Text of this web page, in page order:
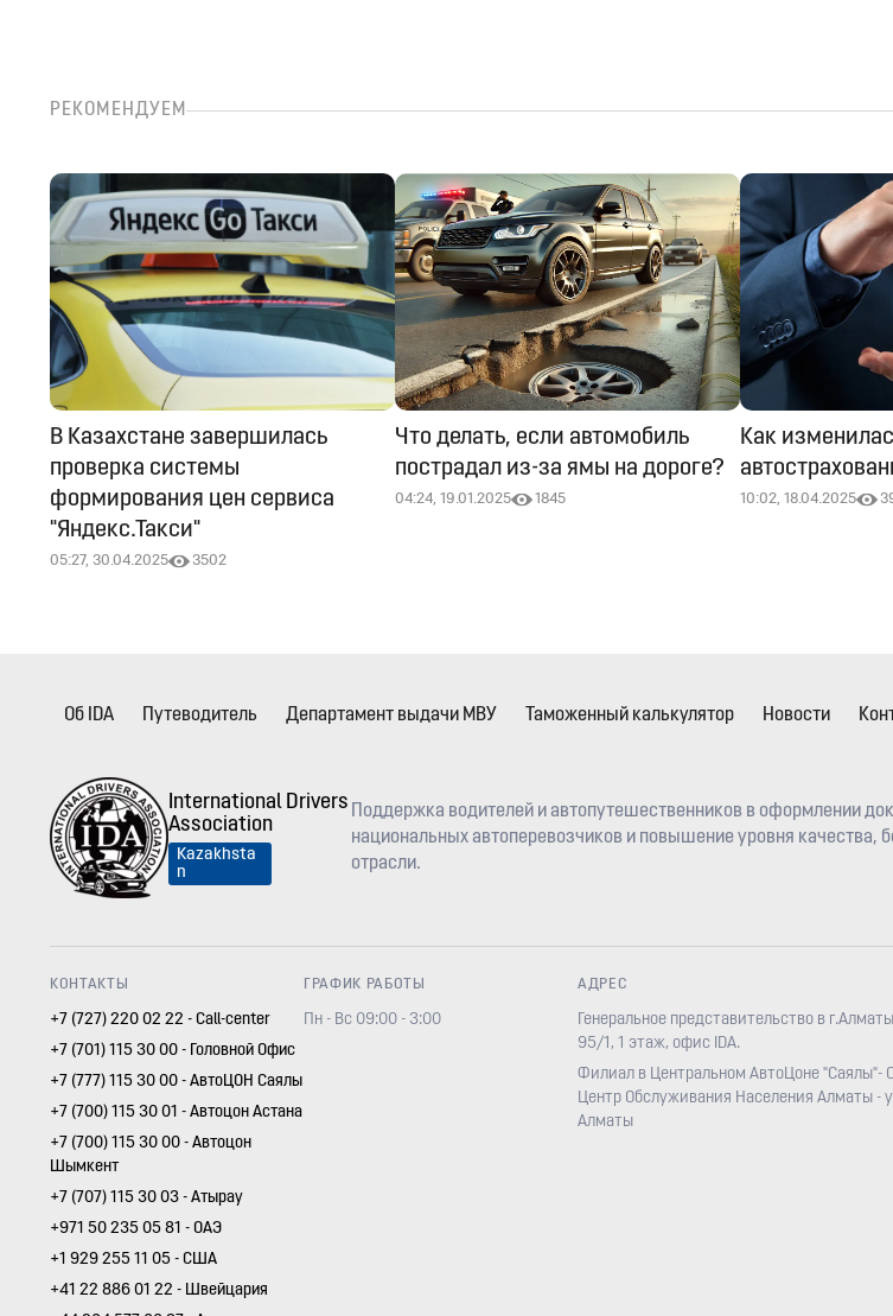
РЕКОМЕНДУЕМ
В Казахстане завершилась
проверка системы
формирования цен сервиса
"Яндекс.Такси"
05:27, 30.04.2025 3502
Что делать, если автомобиль
пострадал из-за ямы на дороге?
04:24, 19.01.2025 1845
Как
10:02, 18.04.2025
Об IDA Путеводитель Департамент выдачи МВУ Таможенный калькулятор Новости
International Drivers
Association
Kazakhsta
n
Поддержка водителей и автопутешественников в оформлении
национальных автоперевозчиков и повышение уровня качества,
отрасли.
КОНТАКТЫ
+7 (727) 220 02 22 - Call-center
+7 (701) 115 30 00 - Головной Офис
+7 (777) 115 30 00 - АвтоЦОН Саялы
+7 (700) 115 30 01 - Автоцон Астана
+7 (700) 115 30 00 - Автоцон
Шымкент
+7 (707) 115 30 03 - Атырау
+971 50 235 05 81 - ОАЭ
+1 929 255 11 05 - США
+41 22 886 01 22 - Швейцария
ГРАФИК РАБОТЫ
Пн - Вс 09:00 - 3:00
АДРЕС
Генеральное представительство в
95/1, 1 этаж, офис IDA.
Филиал в Центральном АвтоЦоне "Саялы"-
Центр Обслуживания Населения Алматы -
Алматы